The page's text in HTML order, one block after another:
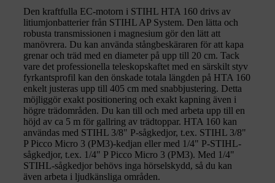
Den kraftfulla EC-motorn i STIHL HTA 160 drivs av
litiumjonbatterier från STIHL AP System. Den lätta och
robusta transmissionen i magnesium gör den lätt att
manövrera. Du kan använda stångbeskäraren för att kapa
grenar och träd med en diameter på upp till 20 cm. Tack
vare det professionella teleskopskaftet med en särskilt styv
fyrkantsprofil kan den önskade totala längden på HTA 160
enkelt justeras upp till 405 cm med snabbjustering. Detta
möjliggör exakt positionering och exakt kapning även i
högre trädområden. Du kan till och med arbeta upp till en
höjd av ca 5 m för gallring av trädtoppar. HTA 160 kan
användas med STIHL 3/8" P-sågkedjor, t.ex. STIHL 3/8"
P Picco Micro 3 (PM3)-kedjan eller med 1/4" P-STIHL-
sågkedjor, t.ex. 1/4" P Picco Micro 3 (PM3). Med 1/4"
STIHL-sågkedjor behövs inga hörselskydd, så du kan
även arbeta i ljudkänsliga områden.